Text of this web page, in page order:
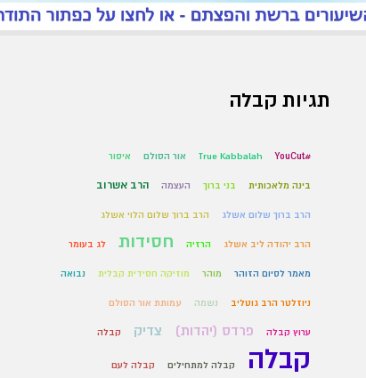
תגיות קבלה
#YouCut
True Kabbalah אור הסולם איסור
בינה מלאכותית בני ברוך העצמה הרב אשרוב
הרב ברוך שלום אשלג הרב ברוך שלום הלוי אשלג
הרב יהודה ליב אשלג הרזיה חסידות לג בעומר
מאמר לסיום הזוהר מוהר מוזיקה חסידית קבלית נבואה
ניוזלטר הרב גוטליב נשמה עמותת אור הסולם
ערוץ קבלה פרדס (יהדות) צדיק קבלה
קבלה קבלה למתחילים קבלה לעם